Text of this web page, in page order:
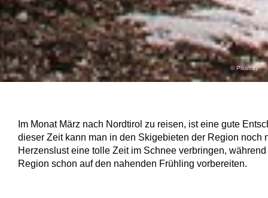
© Pixabay
Im Monat März nach Nordtirol zu reisen, ist eine gute
dieser Zeit kann man in den Skigebieten der Region noch
Herzenslust eine tolle Zeit im Schnee verbringen,
Region schon auf den nahenden Frühling vorbereiten.